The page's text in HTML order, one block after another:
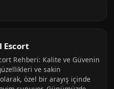
Escort
Rehberi: Kalite ve Güvenin
ve sakin
özel bir arayış içinde